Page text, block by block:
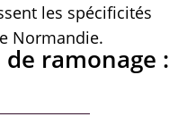
les spécificités
Normandie.
ramonage :